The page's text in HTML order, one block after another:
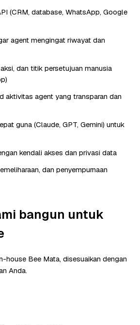
(CRM, database, WhatsApp, Google
agent mengingat riwayat dan
dan titik persetujuan manusia
aktivitas agent yang transparan dan
guna (Claude, GPT, Gemini) untuk
kendali akses dan privasi data
dan penyempurnaan
bangun untuk
house Bee Mata, disesuaikan dengan
Anda.